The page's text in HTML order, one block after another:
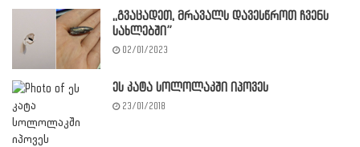
,,გვაცადეთ, მრავალს დავესწროთ ჩვენს
სახლებში”
02/01/2023
ეს კატა სოლოლაკში იპოვეს
23/01/2018